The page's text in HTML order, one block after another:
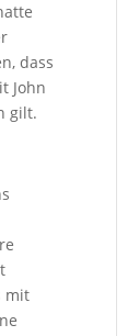
dass
John
gilt.
mit